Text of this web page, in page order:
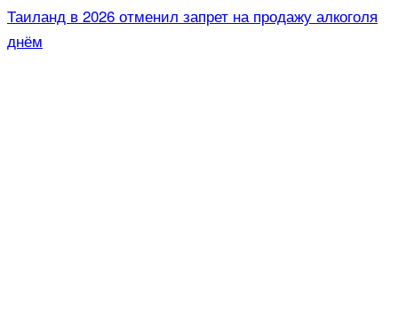
Таиланд в 2026 отменил запрет на продажу алкоголя
днём